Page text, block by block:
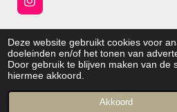
Deze website gebruikt cookies voor
doeleinden en/of het tonen van
Door gebruik te blijven maken van de
hiermee akkoord.
Akkoord
I
n
s
t
a
g
r
m
Social media
© 2025 ohlittle.nl